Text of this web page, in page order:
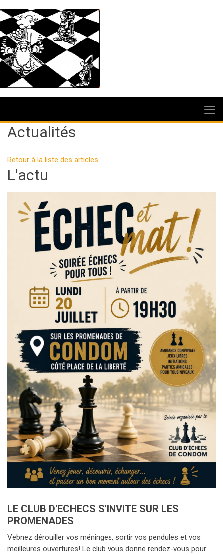
Actualités
Retour à la liste des articles
L'actu
LE CLUB D'ECHECS S'INVITE SUR LES
PROMENADES
Vebnez dérouiller vos méninges, sortir vos pendules et vos
meilleures ouvertures! Le club vous donne rendez-vous pour